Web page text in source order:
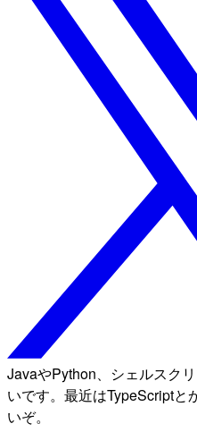
JavaやPython、シェルスク
いです。最近はTypeScript
いぞ。